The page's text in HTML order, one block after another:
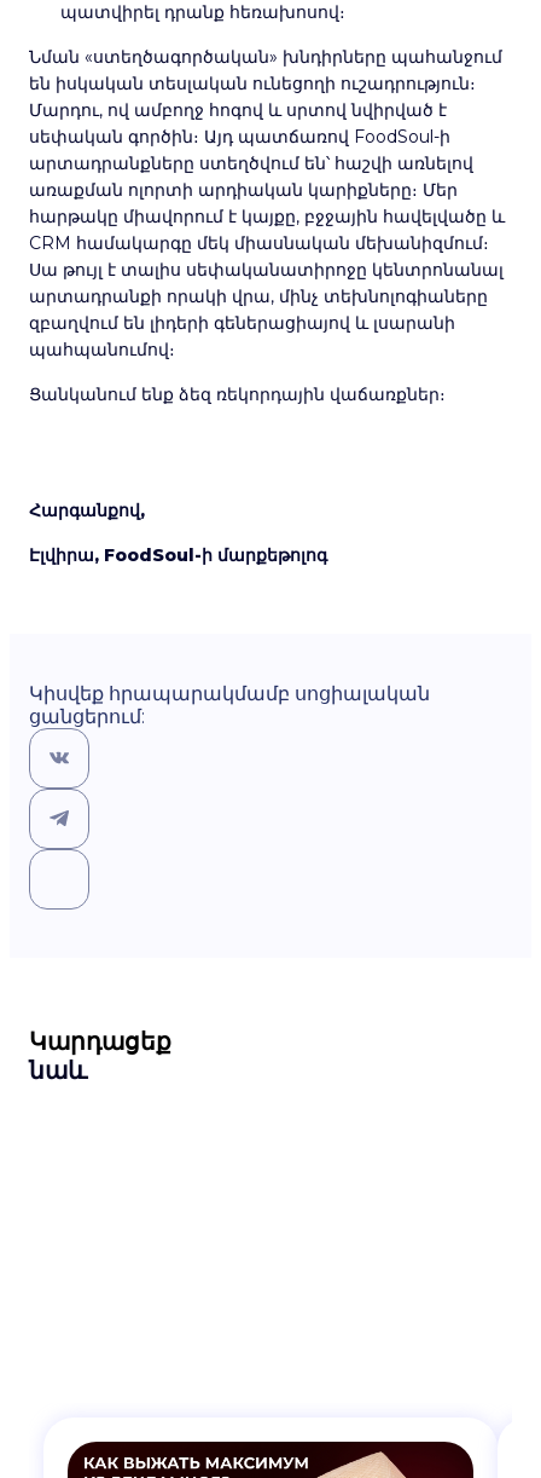
պատվիրել դրանք հեռախոսով։
Նման «ստեղծագործական» խնդիրները պահանջում
են իսկական տեսլական ունեցողի ուշադրություն։
Մարդու, ով ամբողջ հոգով և սրտով նվիրված է
սեփական գործին։ Այդ պատճառով FoodSoul-ի
արտադրանքները ստեղծվում են՝ հաշվի առնելով
առաքման ոլորտի արդիական կարիքները։ Մեր
հարթակը միավորում է կայքը, բջջային հավելվածը և
CRM համակարգը մեկ միասնական մեխանիզմում։
Սա թույլ է տալիս սեփականատիրոջը կենտրոնանալ
արտադրանքի որակի վրա, մինչ տեխնոլոգիաները
զբաղվում են լիդերի գեներացիայով և լսարանի
պահպանումով։
Ցանկանում ենք ձեզ ռեկորդային վաճառքներ։
Հարգանքով,
Էլվիրա, FoodSoul-ի մարքեթոլոգ
Կիսվեք հրապարակմամբ սոցիալական
ցանցերում:
Կարդացեք
նաև